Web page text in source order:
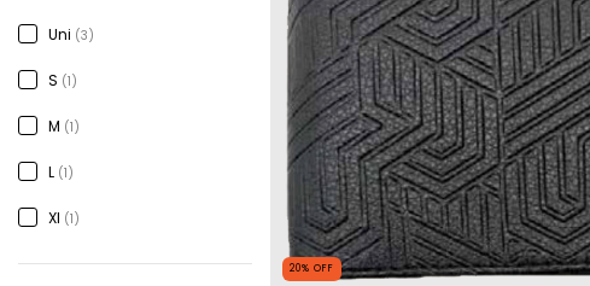
Uni (3)
S (1)
M (1)
L (1)
Xl (1)
20% OFF